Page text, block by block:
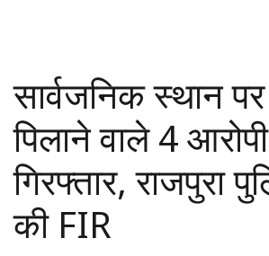
सार्वजनिक स्थान
पिलाने वाले 4 आरोपी
गिरफ्तार, राजपुरा
की FIR